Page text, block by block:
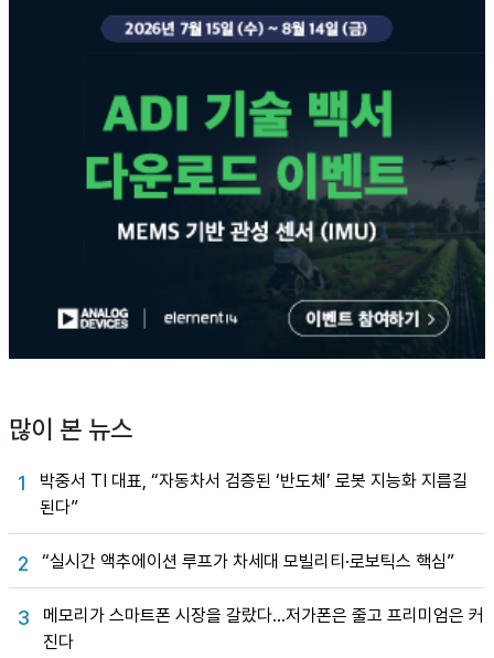
많이 본 뉴스
1
박중서 TI 대표, “자동차서 검증된 ‘반도체’ 로봇 지능화 지름길
된다”
2 “실시간 액추에이션 루프가 차세대 모빌리티·로보틱스 핵심”
3
메모리가 스마트폰 시장을 갈랐다…저가폰은 줄고 프리미엄은 커
진다